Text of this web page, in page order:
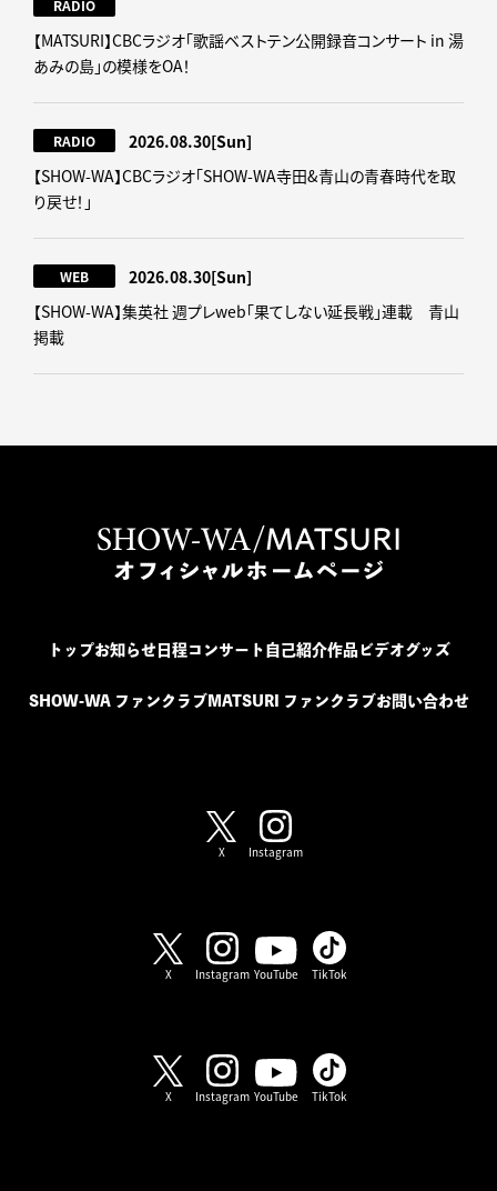
RADIO
【MATSURI】CBCラジオ「歌謡ベストテン公開録音コンサート in 湯
あみの島」の模様をOA！
RADIO 2026.08.30[Sun]
【SHOW-WA】CBCラジオ｢SHOW-WA寺田&青山の青春時代を取
り戻せ！｣
WEB 2026.08.30[Sun]
【SHOW-WA】集英社 週プレweb｢果てしない延長戦｣連載 青山
掲載
トップお知らせ日程コンサート 自己紹介作品ビデオグッズ
SHOW-WA ファンクラブ MATSURI ファンクラブ お問い合わせ
X Instagram
X Instagram YouTube TikTok
X Instagram YouTube TikTok